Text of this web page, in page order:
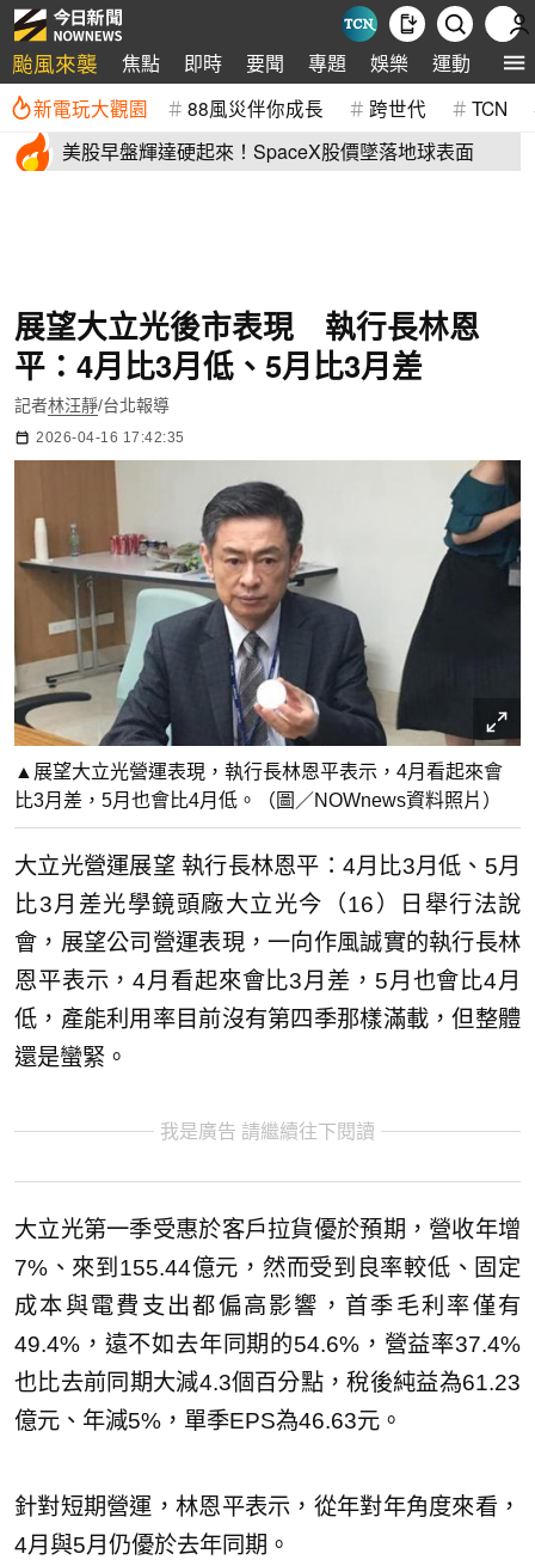
颱風來襲 焦點 即時 要聞 專題 娛樂 運動 全球
新電玩大觀園 88風災伴你成長 跨世代 TCN
美股早盤輝達硬起來！SpaceX股價墜落地球表面
展望大立光後市表現 執行長林恩
平：4月比3月低、5月比3月差
記者林汪靜/台北報導
2026-04-16 17:42:35
▲展望大立光營運表現，執行長林恩平表示，4月看起來會
比3月差，5月也會比4月低。（圖／NOWnews資料照片）
大立光營運展望 執行長林恩平：4月比3月低、5月
比3月差光學鏡頭廠大立光今（16）日舉行法說
會，展望公司營運表現，一向作風誠實的執行長林
恩平表示，4月看起來會比3月差，5月也會比4月
低，產能利用率目前沒有第四季那樣滿載，但整體
還是蠻緊。
我是廣告 請繼續往下閱讀
大立光第一季受惠於客戶拉貨優於預期，營收年增
7%、來到155.44億元，然而受到良率較低、固定
成本與電費支出都偏高影響，首季毛利率僅有
49.4%，遠不如去年同期的54.6%，營益率37.4%
也比去前同期大減4.3個百分點，稅後純益為61.23
億元、年減5%，單季EPS為46.63元。
針對短期營運，林恩平表示，從年對年角度來看，
4月與5月仍優於去年同期。